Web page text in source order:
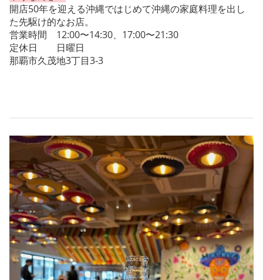
開店50年を迎える沖縄ではじめて沖縄の家庭料理を出し
た先駆け的なお店。
営業時間 12:00〜14:30、17:00〜21:30
定休日 日曜日
那覇市久茂地3丁目3-3